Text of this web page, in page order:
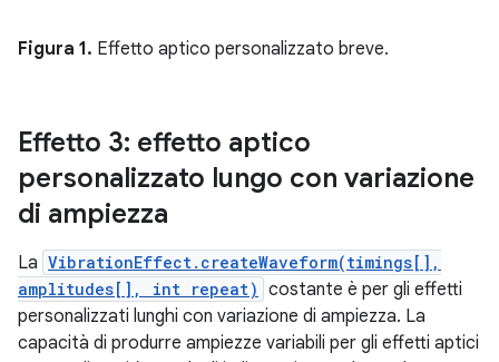
Figura 1. Effetto aptico personalizzato breve.
Effetto 3: effetto aptico
personalizzato lungo con variazione
di ampiezza
La VibrationEffect.createWaveform(timings[],
amplitudes[], int repeat) costante è per gli effetti
personalizzati lunghi con variazione di ampiezza. La
capacità di produrre ampiezze variabili per gli effetti aptici